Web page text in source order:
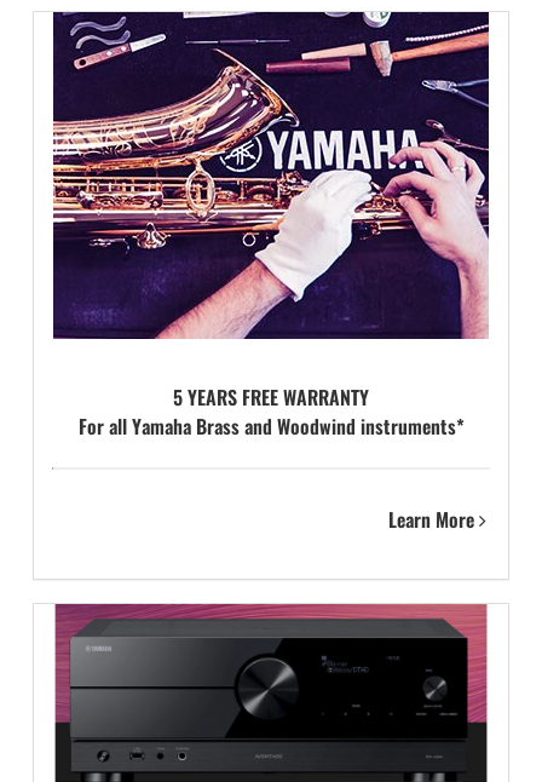
5 YEARS FREE WARRANTY
For all Yamaha Brass and Woodwind instruments*
Learn More